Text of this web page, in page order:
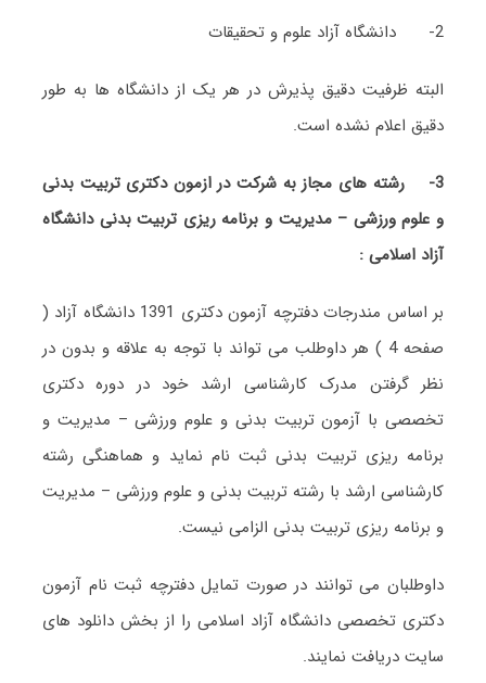
2- دانشگاه آزاد علوم و تحقیقات
البته ظرفیت دقیق پذیرش در هر یک از دانشگاه ها به طور
دقیق اعلام نشده است.
3-
رشته های مجاز به شرکت در ازمون دکتری تربیت بدنی
و علوم ورزشی – مدیریت و برنامه ریزی تربیت بدنی دانشگاه
آزاد اسلامی :
بر اساس مندرجات دفترچه آزمون دکتری 1391 دانشگاه آزاد (
صفحه 4 ) هر داوطلب می تواند با توجه به علاقه و بدون در
نظر گرفتن مدرک کارشناسی ارشد خود در دوره دکتری
تخصصی با آزمون تربیت بدنی و علوم ورزشی – مدیریت و
برنامه ریزی تربیت بدنی ثبت نام نماید و هماهنگی رشته
کارشناسی ارشد با رشته تربیت بدنی و علوم ورزشی – مدیریت
و برنامه ریزی تربیت بدنی الزامی نیست.
داوطلبان می توانند در صورت تمایل دفترچه ثبت نام آزمون
دکتری تخصصی دانشگاه آزاد اسلامی را از بخش دانلود های
سایت دریافت نمایند.